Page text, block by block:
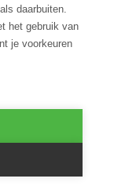
daarbuiten.
het gebruik van
je voorkeuren